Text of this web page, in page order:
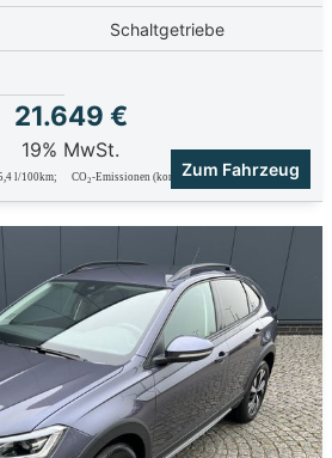
Schaltgetriebe
21.649 €
19% MwSt.
l/100km; CO2-Emissionen (kombiniert): 123.0 g/km;
Zum Fahrzeug